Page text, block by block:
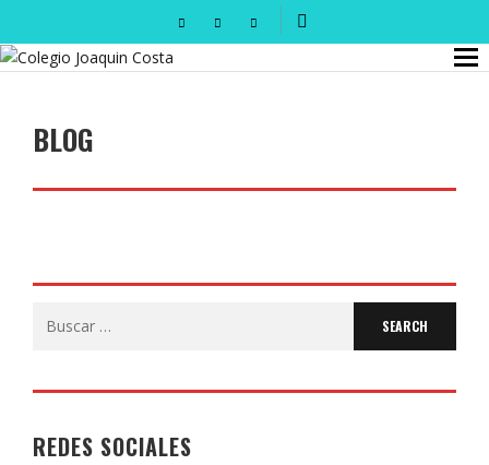
BLOG
REDES SOCIALES